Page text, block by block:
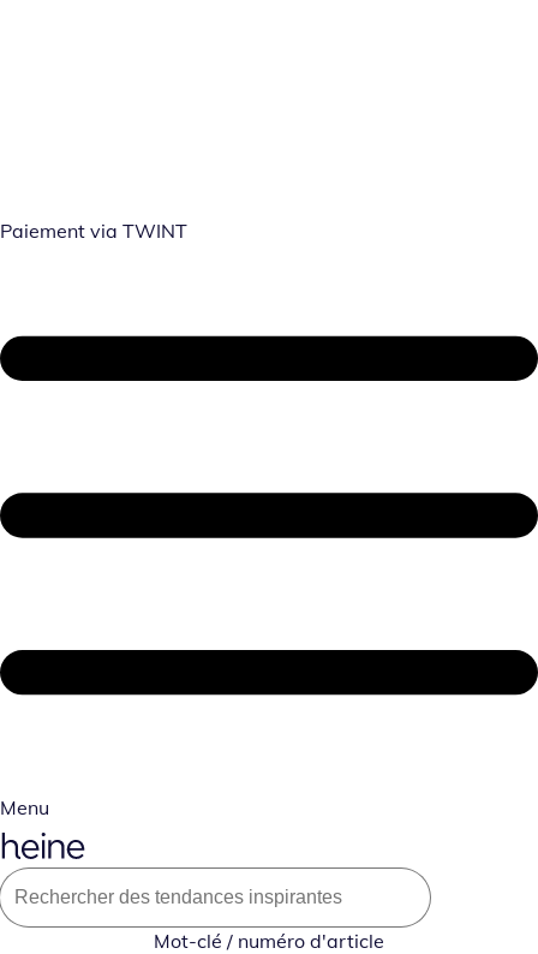
Paiement via TWINT
Menu
Mot-clé / numéro d'article